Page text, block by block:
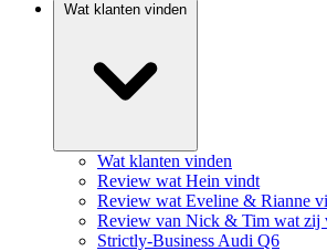
Wat klanten vinden
Wat klanten vinden
Review wat Hein vindt
Review wat Eveline & Rianne
Review van Nick & Tim wat zij
Strictly-Business Audi Q6